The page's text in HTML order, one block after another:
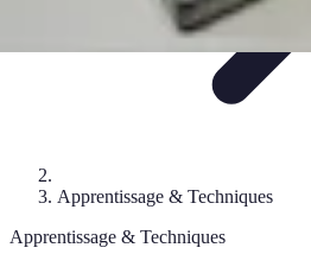
Apprentissage & Techniques
Apprentissage & Techniques